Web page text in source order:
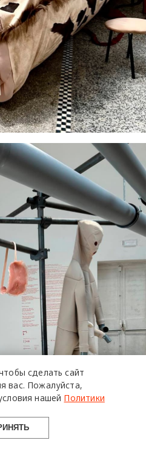
более 20 тысяч
специалистов читают
про дизайн
и архитектуру
в Telegram канале
Design Mate
сделать сайт
вас. Пожалуйста,
нашей Политики